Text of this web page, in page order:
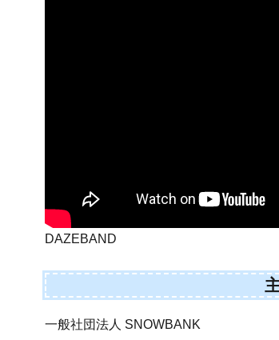
DAZEBAND
一般社団法人 SNOWBANK